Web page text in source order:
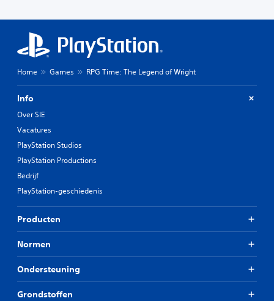
Home Games RPG Time: The Legend of Wright
Info
Over SIE
Vacatures
PlayStation Studios
PlayStation Productions
Bedrijf
PlayStation-geschiedenis
Producten
Normen
Ondersteuning
Grondstoffen